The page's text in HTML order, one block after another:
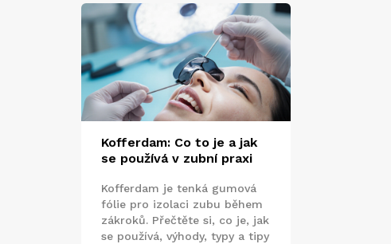
Kofferdam: Co to je a jak
se používá v zubní praxi
Kofferdam je tenká gumová
fólie pro izolaci zubu během
zákroků. Přečtěte si, co je, jak
se používá, výhody, typy a tipy